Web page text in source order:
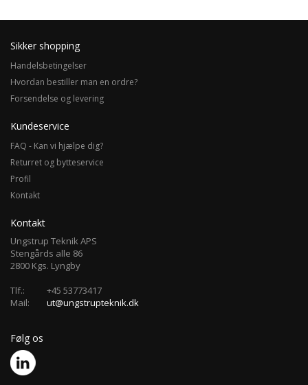
Sikker shopping
Handelsbetingelser
Hvordan bestiller man en ordre?
Forsendelse og levering
Kundeservice
FAQ - Kan vi hjælpe dig?
Returret og bytteservice
Profil
Kontakt
Kontakt
Ungstrup Teknik APS
Stengårds alle 86
2800 Kgs. Lyngby
Tlf.:
+45 53773417
Mail:
ut@ungstrupteknik.dk
Følg os